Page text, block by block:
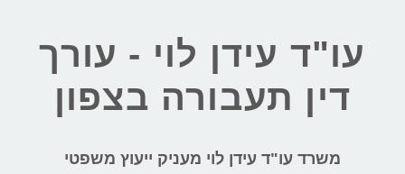
עו"ד עידן לוי - עורך
דין תעבורה בצפון
משרד עו"ד עידן לוי מעניק ייעוץ משפטי